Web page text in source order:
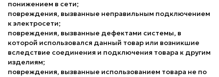
понижением в сети;
повреждения, вызванные неправильным подключением
к электросети;
повреждения, вызванные дефектами системы, в
которой использовался данный товар или возникшие
вследствие соединения и подключения товара к другим
изделиям;
повреждения, вызванные использованием товара не по